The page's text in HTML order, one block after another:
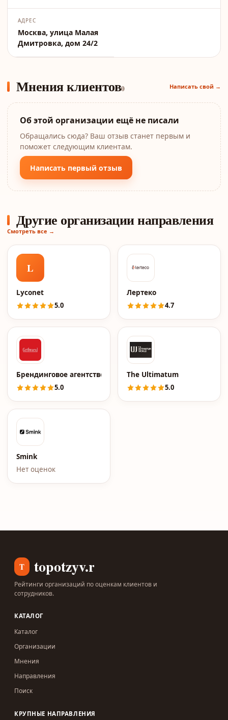
АДРЕС
Москва, улица Малая
Дмитровка, дом 24/2
Мнения клиентов0 Написать свой →
Об этой организации ещё не писали
Обращались сюда? Ваш отзыв станет первым и
поможет следующим клиентам.
Написать первый отзыв
Другие организации направления
Смотреть все →
L
Lyconet
5.0
Лертеко
4.7
Брендинговое агентство Getbrand
5.0
The Ultimatum
5.0
Smink
Нет оценок
T topotzyv.ru
Рейтинги организаций по оценкам клиентов и
сотрудников.
КАТАЛОГ
Каталог
Организации
Мнения
Направления
Поиск
КРУПНЫЕ НАПРАВЛЕНИЯ